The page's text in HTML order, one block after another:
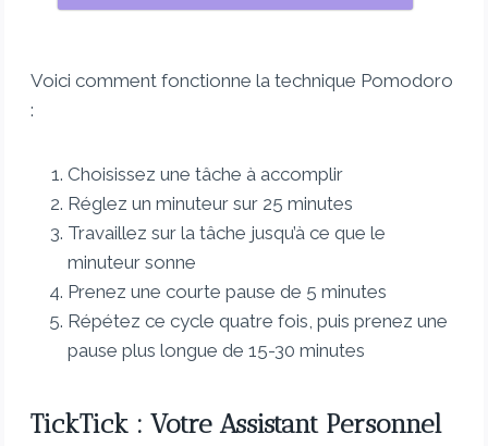
Voici comment fonctionne la technique Pomodoro
:
Choisissez une tâche à accomplir
Réglez un minuteur sur 25 minutes
Travaillez sur la tâche jusqu’à ce que le
minuteur sonne
Prenez une courte pause de 5 minutes
Répétez ce cycle quatre fois, puis prenez une
pause plus longue de 15-30 minutes
TickTick : Votre Assistant Personnel